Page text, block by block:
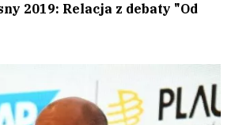
2019: Relacja z debaty "Od